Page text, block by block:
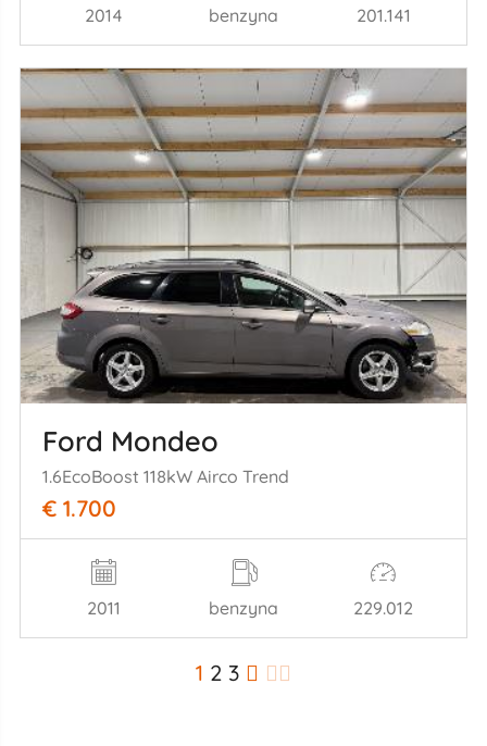
2014 benzyna 201.141
Ford Mondeo
1.6EcoBoost 118kW Airco Trend
€ 1.700
2011 benzyna 229.012
1 2 3